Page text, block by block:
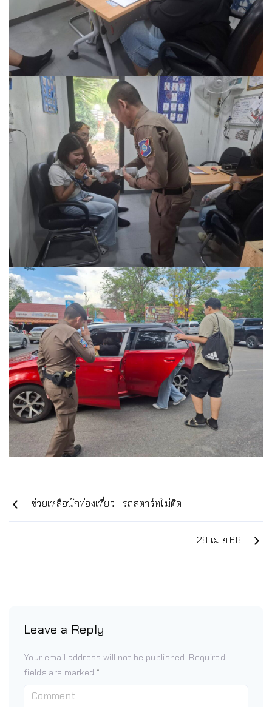
ช่วยเหลือนักท่องเที่ยว รถสตาร์ทไม่ติด
28 เม.ย.68
Leave a Reply
Your email address will not be published. Required
fields are marked *